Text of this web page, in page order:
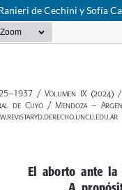
de Cechini y Sofía